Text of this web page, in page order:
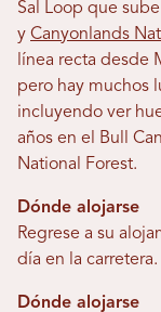
Sal Loop que
y Canyonlands
línea recta desde
pero hay muchos
incluyendo ver
años en el Bull
National Forest.
Dónde alojarse
Regrese a su
día en la carretera.
Dónde alojarse